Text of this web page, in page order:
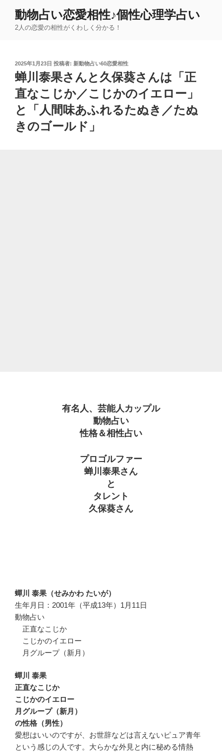
動物占い恋愛相性♪個性心理学占い
2人の恋愛の相性がくわしく分かる！
投
稿
日:
2025年1月23日 投稿者: 新動物占い60恋愛相性
蝉川泰果さんと久保葵さんは「正
直なこじか／こじかのイエロー」
と「人間味あふれるたぬき／たぬ
きのゴールド」
有名人、芸能人カップル
動物占い
性格＆相性占い
プロゴルファー
蝉川泰果さん
と
タレント
久保葵さん
蟬川 泰果（せみかわ たいが）
生年月日：2001年（平成13年）1月11日
動物占い
正直なこじか
こじかのイエロー
月グループ（新月）
蟬川 泰果
正直なこじか
こじかのイエロー
月グループ（新月）
の性格（男性）
愛想はいいのですが、お世辞などは言えないピュア青年
という感じの人です。大らかな外見と内に秘める情熱